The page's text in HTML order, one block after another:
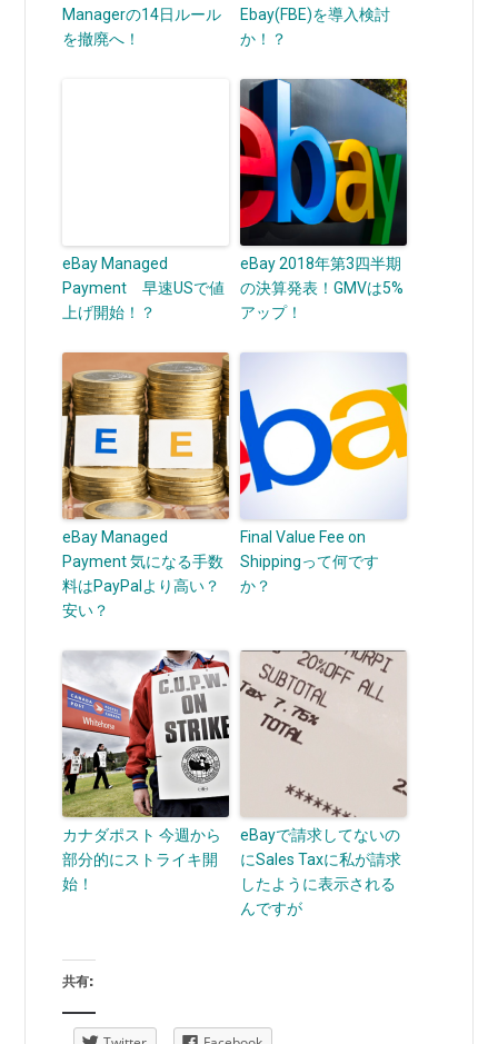
Managerの14日ルール
を撤廃へ！
Ebay(FBE)を導入検討
か！？
eBay Managed
Payment 早速USで値
上げ開始！？
eBay 2018年第3四半期
の決算発表！GMVは5%
アップ！
eBay Managed
Payment 気になる手数
料はPayPalより高い？
安い？
Final Value Fee on
Shippingって何です
か？
カナダポスト 今週から
部分的にストライキ開
始！
eBayで請求してないの
にSales Taxに私が請求
したように表示される
んですが
共有: